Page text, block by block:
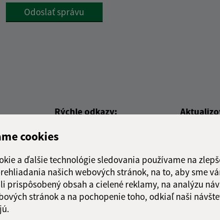
cookies
a ďalšie technológie sledovania používame na
našich webových stránok, na to, aby sme
prispôsobený obsah a cielené reklamy, na analýzu
stránok a na pochopenie toho, odkiaľ naši
Odoslať správu
Rýchle odkazy:
Obecný úrad
Fotogaléria
Školstvo